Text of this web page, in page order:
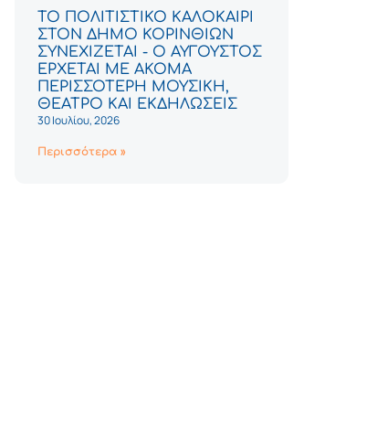
ΤΟ ΠΟΛΙΤΙΣΤΙΚΟ ΚΑΛΟΚΑΙΡΙ
ΣΤΟΝ ΔΗΜΟ ΚΟΡΙΝΘΙΩΝ
ΣΥΝΕΧΙΖΕΤΑΙ - Ο ΑΥΓΟΥΣΤΟΣ
ΕΡΧΕΤΑΙ ΜΕ ΑΚΟΜΑ
ΠΕΡΙΣΣΟΤΕΡΗ ΜΟΥΣΙΚΗ,
ΘΕΑΤΡΟ ΚΑΙ ΕΚΔΗΛΩΣΕΙΣ
30 Ιουλίου, 2026
Περισσότερα »